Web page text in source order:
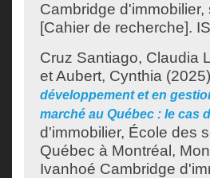
Cambridge
[Cahier de recherche].
Cruz Santiago, Claudia
etAubert, Cynthia
développement et en
marché au Québec : le cas
d'immobilier, École des
Québec à Montréal,
Ivanhoé Cambridge